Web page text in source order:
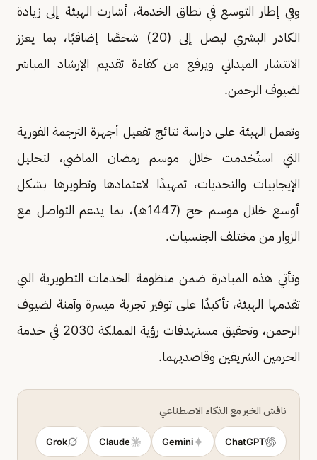
وفي إطار التوسع في نطاق الخدمة، أشارت الهيئة إلى زيادة
الكادر البشري ليصل إلى (20) شخصًا إضافيًا، بما يعزز
الانتشار الميداني ويرفع من كفاءة تقديم الإرشاد المباشر
لضيوف الرحمن.
وتعمل الهيئة على دراسة نتائج تفعيل أجهزة الترجمة الفورية
التي استُخدمت خلال موسم رمضان الماضي، لتحليل
الإيجابيات والتحديات، تمهيدًا لاعتمادها وتطويرها بشكل
أوسع خلال موسم حج (1447هـ)، بما يدعم التواصل مع
الزوار من مختلف الجنسيات.
وتأتي هذه المبادرة ضمن منظومة الخدمات التطويرية التي
تقدمها الهيئة، تأكيدًا على توفير تجربة ميسرة وآمنة لضيوف
الرحمن، وتحقيق مستهدفات رؤية المملكة 2030 في خدمة
الحرمين الشريفين وقاصديهما.
ناقش الخبر مع الذكاء الاصطناعي
ChatGPT
Gemini
Claude
Grok